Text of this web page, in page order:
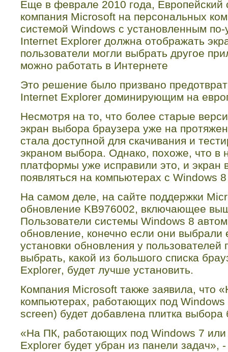
Еще в феврале 2010 года, Европейский
компания Microsoft на персональных
системой Windows с установленным
Internet Explorer должна отображать
пользователи могли выбрать другое
можно работать в Интернете
Это решение было призвано
Internet Explorer доминирующим на
Несмотря на то, что более старые
экран выбора браузера уже на
стала доступной для скачивания и
экраном выбора. Однако, похоже, что в
платформы уже исправили это, и экран
появляться на компьютерах с Windows
На самом деле, на сайте поддержки
обновление KB976002, включающее
Пользователи системы Windows 8
обновление, конечно если они выбрали
установки обновления у пользователей
выбрать, какой из большого списка
Explorer, будет лучше установить.
Компания Microsoft также заявила, что
компьютерах, работающих под Windows
screen) будет добавлена плитка выбора
«На ПК, работающих под Windows 7
Explorer будет убран из панели задач»,